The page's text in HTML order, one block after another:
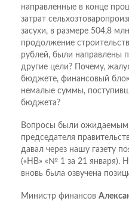
направленные в конце
затрат
засухи, в размере 504,8
продолжение
рублей, были направлены
другие цели? Почему,
бюджете, финансовый блок
немалые суммы,
бюджета?
Вопросы были
председателя
давал через нашу газету
(«НВ» «№ 1 за 21 января).
вновь была озвучена
Министр финансов